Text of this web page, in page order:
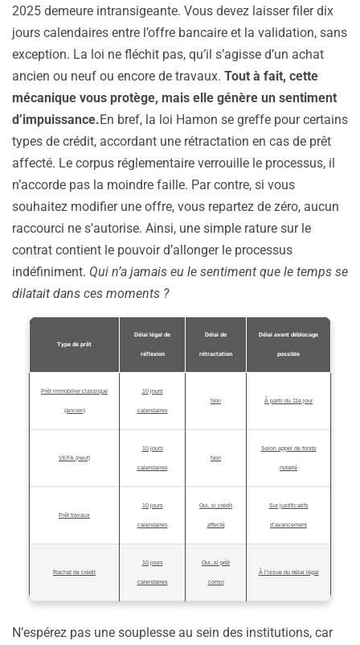
2025 demeure intransigeante. Vous devez laisser filer dix
jours calendaires entre l’offre bancaire et la validation, sans
exception. La loi ne fléchit pas, qu’il s’agisse d’un achat
ancien ou neuf ou encore de travaux. Tout à fait, cette
mécanique vous protège, mais elle génère un sentiment
d’impuissance.En bref, la loi Hamon se greffe pour certains
types de crédit, accordant une rétractation en cas de prêt
affecté. Le corpus réglementaire verrouille le processus, il
n’accorde pas la moindre faille. Par contre, si vous
souhaitez modifier une offre, vous repartez de zéro, aucun
raccourci ne s’autorise. Ainsi, une simple rature sur le
contrat contient le pouvoir d’allonger le processus
indéfiniment. Qui n’a jamais eu le sentiment que le temps se
dilatait dans ces moments ?
Type de prêt
Délai légal de
réflexion
Délai de
rétractation
Délai avant déblocage
possible
Prêt immobilier classique
(ancien)
10 jours
calendaires
Non À partir du 11e jour
VEFA (neuf)
10 jours
calendaires
Non
Selon appel de fonds
notarié
Prêt travaux
10 jours
calendaires
Oui, si crédit
affecté
Sur justificatifs
d’avancement
Rachat de crédit
10 jours
calendaires
Oui, si prêt
conso
À l’issue du délai légal
N’espérez pas une souplesse au sein des institutions, car